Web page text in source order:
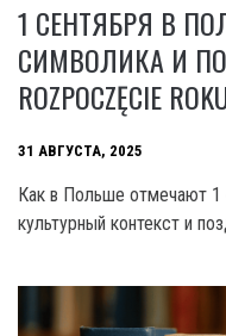
1 СЕНТЯБРЯ В
СИМВОЛИКА И
ROZPOCZĘCIE
31 АВГУСТА, 2025
Как в Польше отмечают 1
культурный контекст и